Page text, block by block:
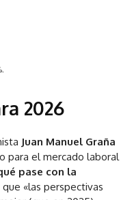
2026
Juan Manuel Graña
para el mercado laboral
pase con la
que «las perspectivas